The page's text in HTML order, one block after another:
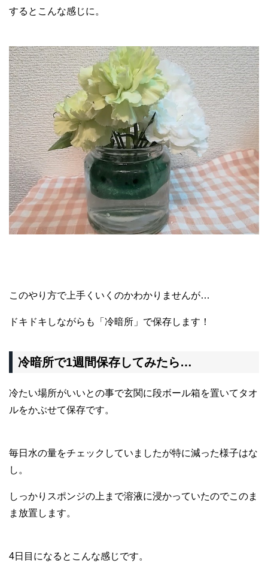
するとこんな感じに。
このやり方で上手くいくのかわかりませんが…
ドキドキしながらも「冷暗所」で保存します！
冷暗所で1週間保存してみたら…
冷たい場所がいいとの事で玄関に段ボール箱を置いてタオ
ルをかぶせて保存です。
毎日水の量をチェックしていましたが特に減った様子はな
し。
しっかりスポンジの上まで溶液に浸かっていたのでこのま
ま放置します。
4日目になるとこんな感じです。